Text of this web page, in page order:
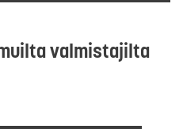
valmistajilta